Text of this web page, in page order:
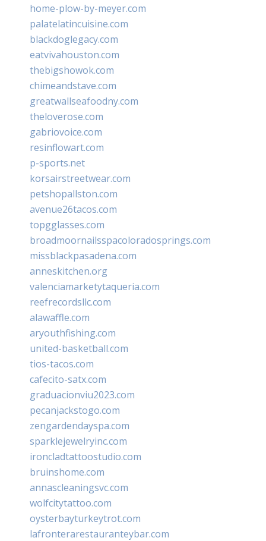
home-plow-by-meyer.com
palatelatincuisine.com
blackdoglegacy.com
eatvivahouston.com
thebigshowok.com
chimeandstave.com
greatwallseafoodny.com
theloverose.com
gabriovoice.com
resinflowart.com
p-sports.net
korsairstreetwear.com
petshopallston.com
avenue26tacos.com
topgglasses.com
broadmoornailsspacoloradosprings.com
missblackpasadena.com
anneskitchen.org
valenciamarketytaqueria.com
reefrecordsllc.com
alawaffle.com
aryouthfishing.com
united-basketball.com
tios-tacos.com
cafecito-satx.com
graduacionviu2023.com
pecanjackstogo.com
zengardendayspa.com
sparklejewelryinc.com
ironcladtattoostudio.com
bruinshome.com
annascleaningsvc.com
wolfcitytattoo.com
oysterbayturkeytrot.com
lafronterarestauranteybar.com